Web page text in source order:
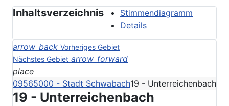
Inhaltsverzeichnis
Stimmendiagramm
Details
arrow_back Vorheriges Gebiet
Nächstes Gebiet arrow_forward
place
09565000 - Stadt Schwabach19 - Unterreichenbach
19 - Unterreichenbach